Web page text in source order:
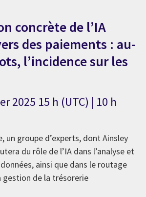
concrète de l’IA
des paiements : au-
l’incidence sur les
2025 15 h (UTC) | 10 h
un groupe d’experts, dont Ainsley
du rôle de l’IA dans l’analyse et
ainsi que dans le routage
de la trésorerie